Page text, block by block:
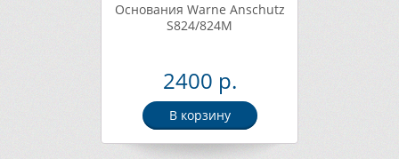
Основания Warne Anschutz
S824/824М
2400 р.
В корзину